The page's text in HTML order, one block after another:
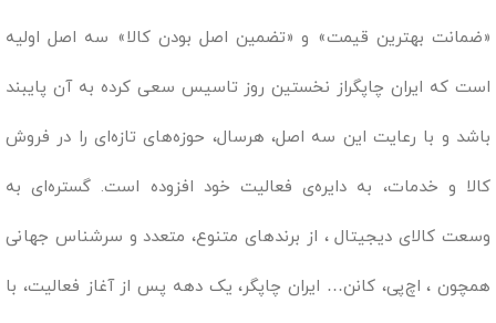
«ضمانت بهترین قیمت» و «تضمین اصل بودن کالا» سه اصل اولیه
است که ایران چاپگراز نخستین روز تاسیس سعی کرده به آن پایبند
باشد و با رعایت این سه اصل، هرسال، حوزه‌های تازه‌ای را در فروش
کالا و خدمات، به دایره‌ی فعالیت خود افزوده است. گستره‌ای به
وسعت کالای دیجیتال ، از برندهای متنوع، متعدد و سرشناس جهانی
همچون ، اچ‌پی، کانن… ایران چاپگر، یک دهه پس از آغاز فعالیت، با